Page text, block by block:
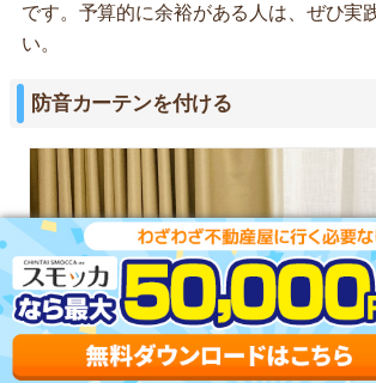
です。予算的に余裕がある人は、ぜひ実
い。
防音カーテンを付ける